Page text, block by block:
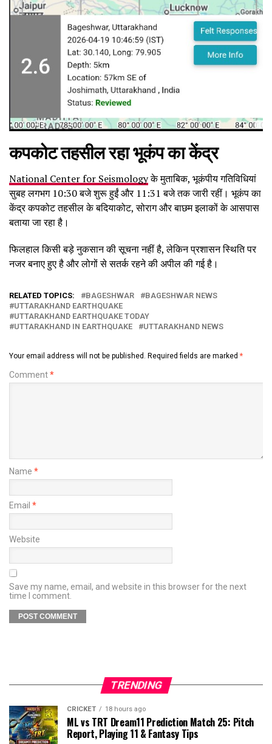
कपकोट तहसील रहा भूकंप का केंद्र
National Center for Seismologyके मुताबिक, भूकंपीय गतिविधियां
सुबह लगभग 10:30 बजे शुरू हुईं और 11:31 बजे तक जारी रहीं। भूकंप का
केंद्र कपकोट तहसील के बदियाकोट, सोराग और बाछम इलाकों के आसपास
बताया जा रहा है।
फिलहाल किसी बड़े नुकसान की सूचना नहीं है, लेकिन प्रशासन स्थिति पर
नजर बनाए हुए है और लोगों से सतर्क रहने की अपील की गई है।
RELATED TOPICS: BAGESHWAR
BAGESHWAR NEWS
UTTARAKHAND EARTHQUAKE
UTTARAKHAND EARTHQUAKE TODAY
UTTARAKHAND IN EARTHQUAKE
UTTARAKHAND NEWS
Your email address will not be published. Required fields are marked *
Comment*
Name *
Email *
Website
Save my name, email, and website in this browser for the next
time I comment.
TRENDING
CRICKET 18 hours ago
ML vs TRT Dream11 Prediction Match 25: Pitch
Report, Playing 11 & Fantasy Tips